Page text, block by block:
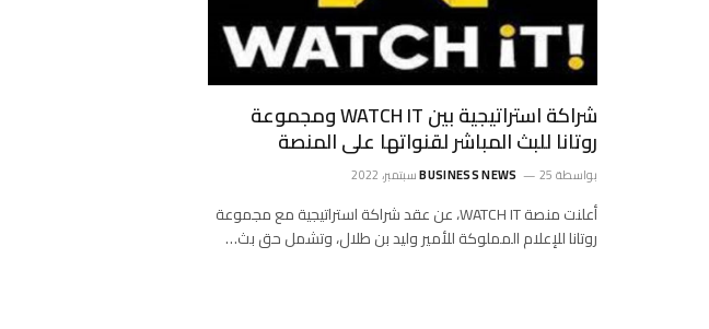
شراكة استراتيجية بين WATCH IT ومجموعة
روتانا للبث المباشر لقنواتها على المنصة
بواسطة BUSINESS NEWS 25 سبتمبر، 2022
أعلنت منصة WATCH IT، عن عقد شراكة استراتيجية مع مجموعة
روتانا للإعلام المملوكة للأمير وليد بن طلال، وتشمل حق بث…